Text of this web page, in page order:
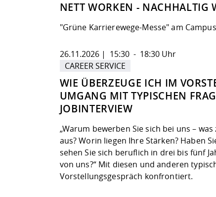
NETT WORKEN - NACHHALTIG
"Grüne Karrierewege-Messe" am
WIE ÜBERZEUGE ICH IM
UMGANG MIT TYPISCHEN
JOBINTERVIEW
26.11.2026 | 15:30 - 18:30 Uhr
CAREER SERVICE
„Warum bewerben Sie sich bei uns –
aus? Worin liegen Ihre Stärken? Haben
sehen Sie sich beruflich in drei bis fünf
von uns?“ Mit diesen und anderen
Vorstellungsgespräch konfrontiert.